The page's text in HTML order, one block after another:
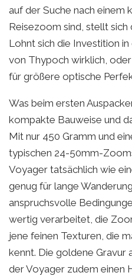
auf der Suche nach einem
Reisezoom sind, stellt
Lohnt sich die Investition
von Thypoch wirklich,
für größere optische
Was beim ersten
kompakte Bauweise und
Mit nur 450 Gramm und
typischen 24-50mm-
Voyager tatsächlich wie
genug für lange
anspruchsvolle
wertig verarbeitet, die
jene feinen Texturen, die
kennt. Die goldene
der Voyager zudem einen